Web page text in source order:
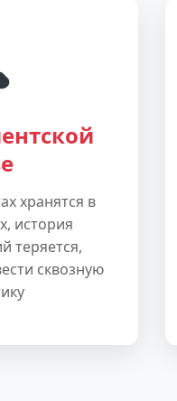
хранятся в
история
теряется,
сквозную